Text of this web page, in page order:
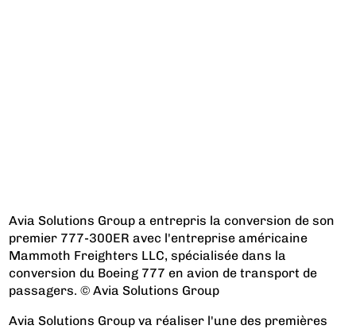
Avia Solutions Group a entrepris la conversion de son
premier 777-300ER avec l'entreprise américaine
Mammoth Freighters LLC, spécialisée dans la
conversion du Boeing 777 en avion de transport de
passagers. © Avia Solutions Group
Avia Solutions Group va réaliser l'une des premières